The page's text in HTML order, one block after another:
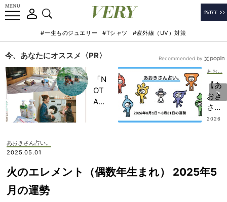
#一生ものジュエリー #Tシャツ #紫外線（UV）対策
今、あなたにオススメ〈PR〉
「N
OT
A
記憶
に一
【あ
おき
さん
占
8月
2026
Recommended by
あおきさん占い。
2025.05.01
火のエレメント（偶数年生まれ） 2025年5
月の運勢